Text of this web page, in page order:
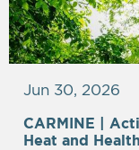
Jun 30, 2026
CARMINE |
Heat and